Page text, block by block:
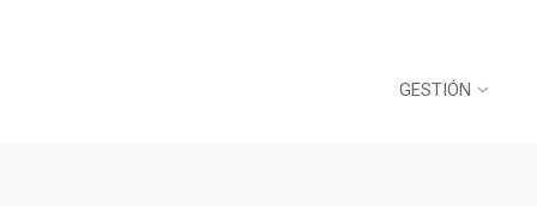
GESTIÓN